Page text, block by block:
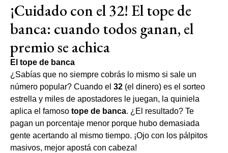
¡Cuidado con el 32! El tope de
banca: cuando todos ganan, el
premio se achica
El tope de banca
¿Sabías que no siempre cobrás lo mismo si sale un
número popular? Cuando el 32 (el dinero) es el sorteo
estrella y miles de apostadores le juegan, la quiniela
aplica el famoso tope de banca. ¿El resultado? Te
pagan un porcentaje menor porque hubo demasiada
gente acertando al mismo tiempo. ¡Ojo con los pálpitos
masivos, mejor apostá con cabeza!